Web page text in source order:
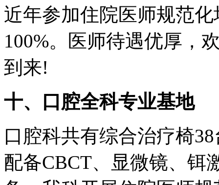
近年参加住院医师规范
100%。医师待遇优厚，
到来!
十、口腔全科专业基地
口腔科共有综合治疗椅
配备CBCT、显微镜、铒